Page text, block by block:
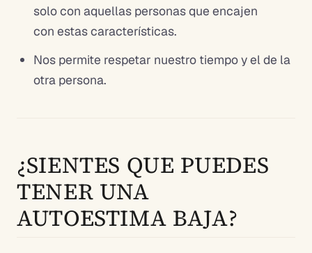
solo con aquellas personas que encajen
con estas características.
Nos permite respetar nuestro tiempo y el de la
otra persona.
¿SIENTES QUE PUEDES
TENER UNA
AUTOESTIMA BAJA?